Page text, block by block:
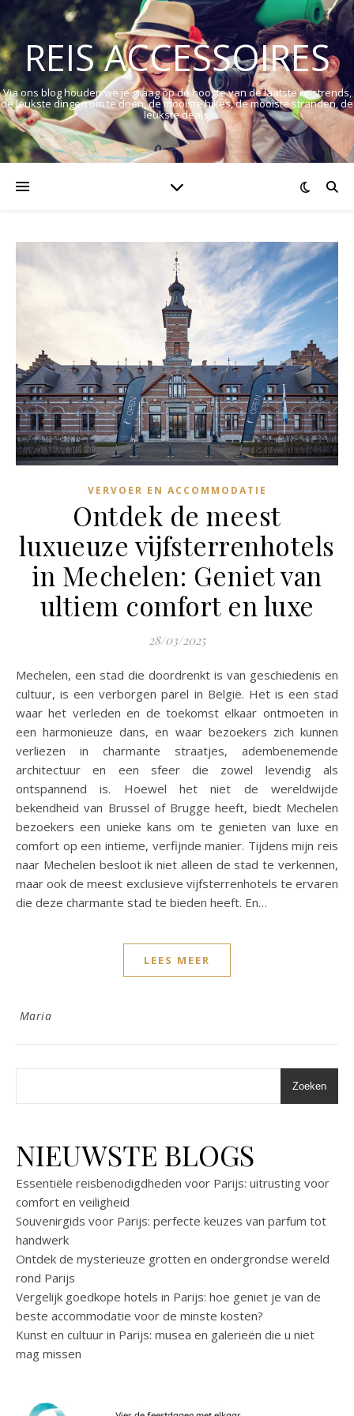
REIS ACCESSOIRES
Via ons blog houden we je graag op de hoogte van de laatste reistrends,
de leukste dingen om te doen, de mooiste hikes, de mooiste stranden, de
leukste deals.
VERVOER EN ACCOMMODATIE
Ontdek de meest
luxueuze vijfsterrenhotels
in Mechelen: Geniet van
ultiem comfort en luxe
28/03/2025
Mechelen, een stad die doordrenkt is van geschiedenis en
cultuur, is een verborgen parel in België. Het is een stad
waar het verleden en de toekomst elkaar ontmoeten in
een harmonieuze dans, en waar bezoekers zich kunnen
verliezen in charmante straatjes, adembenemende
architectuur en een sfeer die zowel levendig als
ontspannend is. Hoewel het niet de wereldwijde
bekendheid van Brussel of Brugge heeft, biedt Mechelen
bezoekers een unieke kans om te genieten van luxe en
comfort op een intieme, verfijnde manier. Tijdens mijn reis
naar Mechelen besloot ik niet alleen de stad te verkennen,
maar ook de meest exclusieve vijfsterrenhotels te ervaren
die deze charmante stad te bieden heeft. En…
LEES MEER
Maria
Zoeken
NIEUWSTE BLOGS
Essentiële reisbenodigdheden voor Parijs: uitrusting voor
comfort en veiligheid
Souvenirgids voor Parijs: perfecte keuzes van parfum tot
handwerk
Ontdek de mysterieuze grotten en ondergrondse wereld
rond Parijs
Vergelijk goedkope hotels in Parijs: hoe geniet je van de
beste accommodatie voor de minste kosten?
Kunst en cultuur in Parijs: musea en galerieën die u niet
mag missen